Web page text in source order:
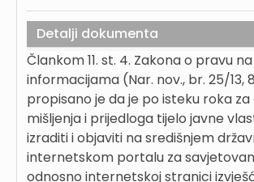
Detalji dokumenta
Člankom 11. st. 4. Zakona o pravu
informacijama (Nar. nov., br. 25/13,
propisano je da je po isteku roka
mišljenja i prijedloga tijelo javne
izraditi i objaviti na središnjem
internetskom portalu za
odnosno internetskoj stranici